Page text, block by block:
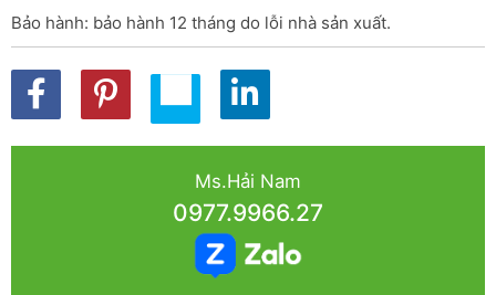
Bảo hành: bảo hành 12 tháng do lỗi nhà sản xuất.
Ms.Hải Nam
0977.9966.27